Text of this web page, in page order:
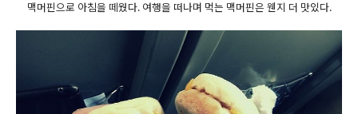
맥머핀으로 아침을 떼웠다. 여행을 떠나며 먹는 맥머핀은 웬지 더 맛있다.